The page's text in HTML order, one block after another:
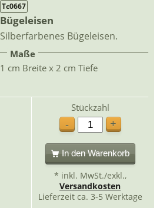
Tc0667
Bügeleisen
Silberfarbenes Bügeleisen.
Maße
1 cm Breite x 2 cm Tiefe
Stückzahl
-
+
In den Warenkorb
* inkl. MwSt./exkl.,
Versandkosten
Lieferzeit ca. 3-5 Werktage